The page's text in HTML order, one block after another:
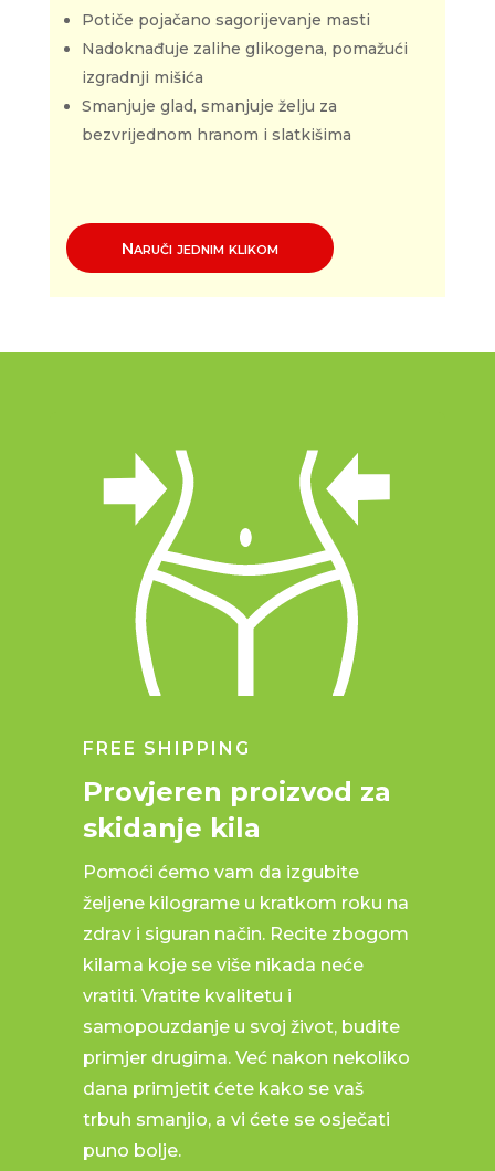
Potiče pojačano sagorijevanje masti
Nadoknađuje zalihe glikogena, pomažući
izgradnji mišića
Smanjuje glad, smanjuje želju za
bezvrijednom hranom i slatkišima
Naruči jednim klikom
FREE SHIPPING
Provjeren proizvod za
skidanje kila
Pomoći ćemo vam da izgubite
željene kilograme u kratkom roku na
zdrav i siguran način. Recite zbogom
kilama koje se više nikada neće
vratiti. Vratite kvalitetu i
samopouzdanje u svoj život, budite
primjer drugima. Već nakon nekoliko
dana primjetit ćete kako se vaš
trbuh smanjio, a vi ćete se osječati
puno bolje.